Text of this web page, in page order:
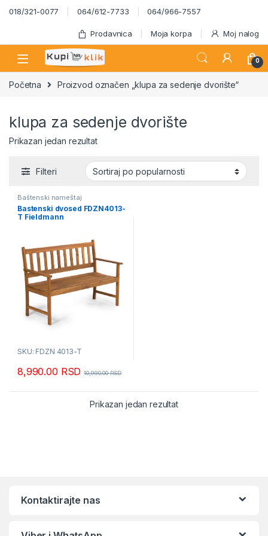
Skip to navigation
Skip to content
018/321-0077 064/612-7733 064/966-7557
Prodavnica Moja korpa Moj nalog
0
Početna Proizvod označen „klupa za sedenje dvorište“
klupa za sedenje dvorište
Prikazan jedan rezultat
Filteri
Baštenski nameštaj
Bastenski dvosed FDZN4013-
T Fieldmann
SKU: FDZN 4013-T
8,990.00 RSD 10,990.00RSD
Prikazan jedan rezultat
Kontaktirajte nas